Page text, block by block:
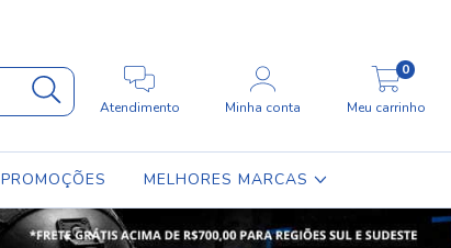
Atendimento Minha conta Meu carrinho
0
PROMOÇÕES MELHORES MARCAS